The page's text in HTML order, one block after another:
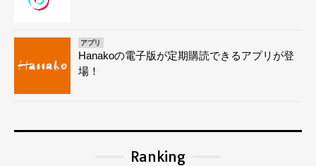
アプリ
Hanakoの電子版が定期購読できるアプリが登
場！
Ranking